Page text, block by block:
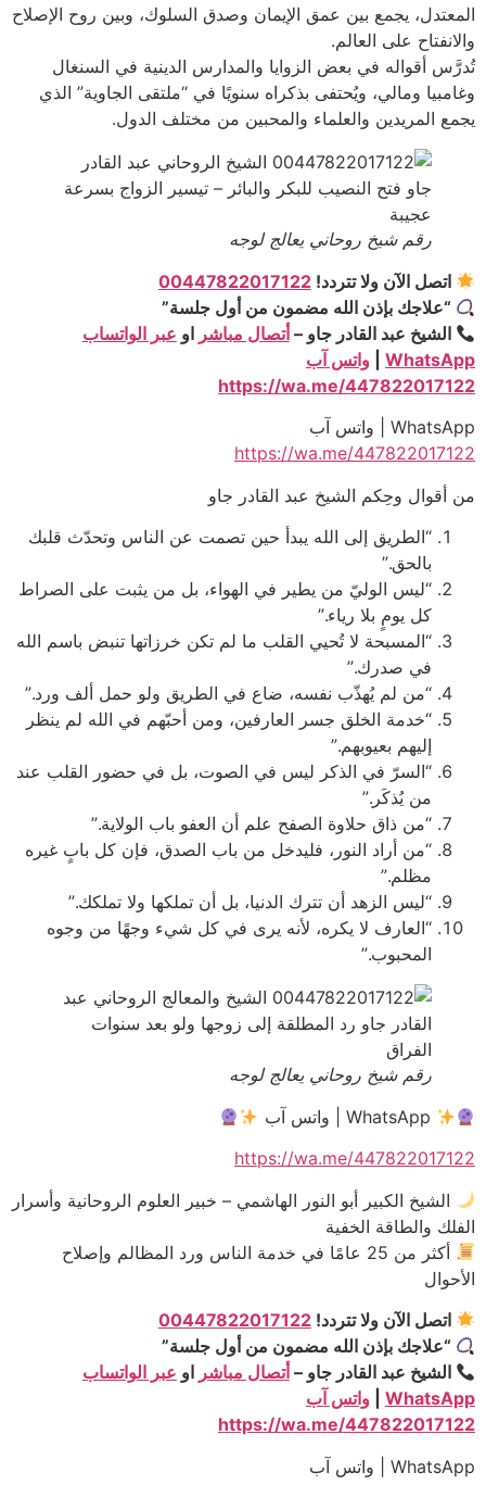
المعتدل، يجمع بين عمق الإيمان وصدق السلوك، وبين روح الإصلاح
والانفتاح على العالم.
تُدرَّس أقواله في بعض الزوايا والمدارس الدينية في السنغال
وغامبيا ومالي، ويُحتفى بذكراه سنويًا في “ملتقى الجاوية” الذي
يجمع المريدين والعلماء والمحبين من مختلف الدول.
رقم شيخ روحاني يعالج لوجه
اتصل الآن ولا تتردد!00447822017122
“علاجك بإذن الله مضمون من أول جلسة”
الشيخ عبد القادر جاو –أتصال مباشر او عبر الواتساب
WhatsApp
واتس آب
https://wa.me/447822017122
WhatsApp | واتس آب
https://wa.me/447822017122
من أقوال وحِكم الشيخ عبد القادر جاو
“الطريق إلى الله يبدأ حين تصمت عن الناس وتحدّث قلبك
بالحق.”
“ليس الوليّ من يطير في الهواء، بل من يثبت على الصراط
كل يومٍ بلا رياء.”
“المسبحة لا تُحيي القلب ما لم تكن خرزاتها تنبض باسم الله
في صدرك.”
“من لم يُهذّب نفسه، ضاع في الطريق ولو حمل ألف ورد.”
“خدمة الخلق جسر العارفين، ومن أحبّهم في الله لم ينظر
إليهم بعيوبهم.”
“السرّ في الذكر ليس في الصوت، بل في حضور القلب عند
من يُذكَر.”
“من ذاق حلاوة الصفح علم أن العفو باب الولاية.”
“من أراد النور، فليدخل من باب الصدق، فإن كل بابٍ غيره
مظلم.”
“ليس الزهد أن تترك الدنيا، بل أن تملكها ولا تملكك.”
“العارف لا يكره، لأنه يرى في كل شيء وجهًا من وجوه
المحبوب.”
رقم شيخ روحاني يعالج لوجه
https://wa.me/447822017122
الشيخ الكبير أبو النور الهاشمي – خبير العلوم الروحانية وأسرار
الفلك والطاقة الخفية
أكثر من 25 عامًا في خدمة الناس ورد المظالم وإصلاح
الأحوال
اتصل الآن ولا تتردد!00447822017122
“علاجك بإذن الله مضمون من أول جلسة”
الشيخ عبد القادر جاو – أتصال مباشر او عبر الواتساب
WhatsApp
واتس آب
https://wa.me/447822017122
WhatsApp | واتس آب